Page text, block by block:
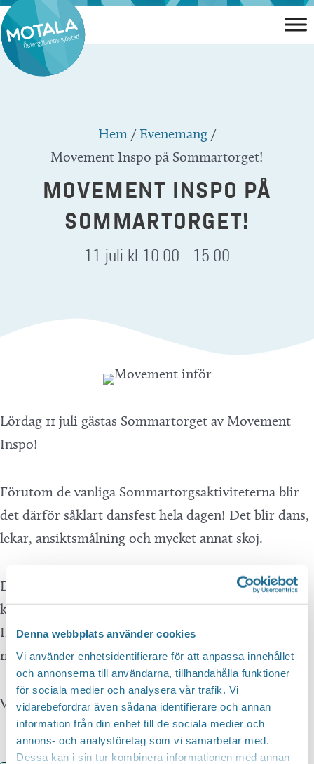
Denna webbplats använder cookies
Vi använder enhetsidentifierare för att anpassa innehållet
och annonserna till användarna, tillhandahålla funktioner
för sociala medier och analysera vår trafik. Vi
vidarebefordrar även sådana identifierare och annan
information från din enhet till de sociala medier och
annons- och analysföretag som vi samarbetar med.
Dessa kan i sin tur kombinera informationen med annan
Hoppa
till
innehåll
Hem /Evenemang /
Movement Inspo på Sommartorget!
MOVEMENT INSPO PÅ
SOMMARTORGET!
11 juli kl 10:00 - 15:00
Lördag 11 juli gästas Sommartorget av Movement
Inspo!
Förutom de vanliga Sommartorgsaktiviteterna blir
det därför såklart dansfest hela dagen! Det blir dans,
lekar, ansiktsmålning och mycket annat skoj.
Dessutom blir det disko på torget klockan 11 och
klockan 13. Och vill du veta mer om Movement
Inspos verksamhet finns självklart ledare på plats
med mer info.
Välkomna!